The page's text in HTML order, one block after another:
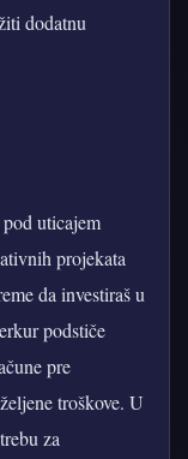
dodatnu
uticajem
projekata
da investiraš u
podstiče
pre
troškove. U
za